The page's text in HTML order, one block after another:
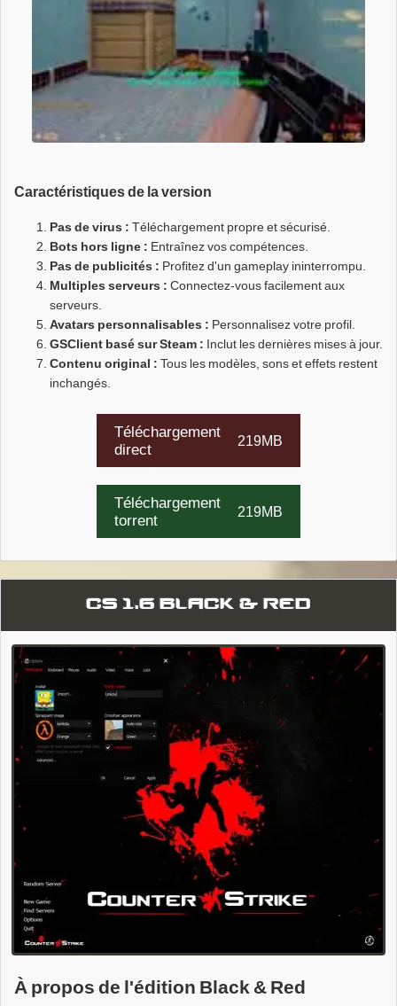
Caractéristiques de la version
Pas de virus : Téléchargement propre et sécurisé.
Bots hors ligne : Entraînez vos compétences.
Pas de publicités : Profitez d'un gameplay ininterrompu.
Multiples serveurs : Connectez-vous facilement aux
serveurs.
Avatars personnalisables : Personnalisez votre profil.
GSClient basé sur Steam : Inclut les dernières mises à jour.
Contenu original : Tous les modèles, sons et effets restent
inchangés.
Téléchargement
direct
219MB
Téléchargement
torrent
219MB
CS 1.6 BLACK & RED
À propos de l'édition Black & Red